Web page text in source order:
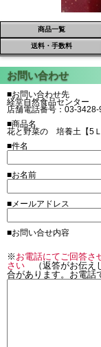
商品一覧
送料・手数料
■お問い合わせ先
経堂自然食品センター
店舗電話番号：03-
■商品名
花と野菜の 培養土【5Ｌ
■件名
■お名前
■メールアドレス
■お問い合せ内容
※ お電話にてご回答さ
さい （返答がお伝え
合があります。お電話